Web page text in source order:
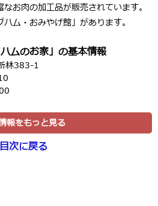
お肉の加工品が販売されています。
ム・おみやげ館」があります。
ムのお家」の基本情報
林383-1
報をもっと見る
目次に戻る